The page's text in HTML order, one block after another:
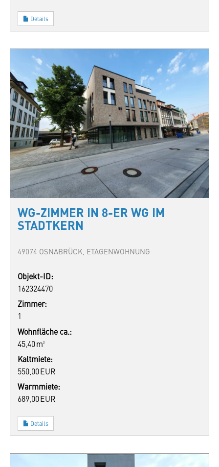
Details
WG-ZIMMER IN 8-ER WG IM
STADTKERN
49074 OSNABRÜCK, ETAGENWOHNUNG
Objekt-ID:
162324470
Zimmer:
1
Wohnfläche ca.:
45,40 m²
Kaltmiete:
550,00 EUR
Warmmiete:
689,00 EUR
Details